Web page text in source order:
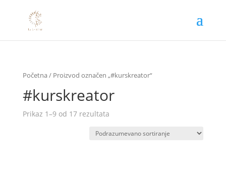
Početna/ Proizvod označen „#kurskreator“
#kurskreator
Prikaz 1–9 od 17 rezultata